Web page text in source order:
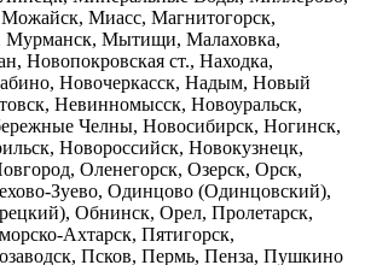
Миасс, Магнитогорск,
Мурманск, Мытищи, Малаховка,
Новопокровская ст., Находка,
Новочеркасск, Надым, Новый
Невинномысск, Новоуральск,
Челны, Новосибирск, Ногинск,
Новороссийск, Новокузнецк,
Оленегорск, Озерск, Орск,
Зуево, Одинцово (Одинцовский),
Обнинск, Орел, Пролетарск,
Ахтарск, Пятигорск,
Псков, Пермь, Пенза, Пушкино